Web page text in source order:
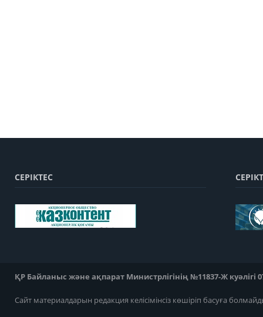
СЕРІКТЕС
ҚР Байланыс және ақпарат Министрлігінің №11837-Ж куәлігі
Сайт материалдарын редакция келісімінсіз көшіріп басуға